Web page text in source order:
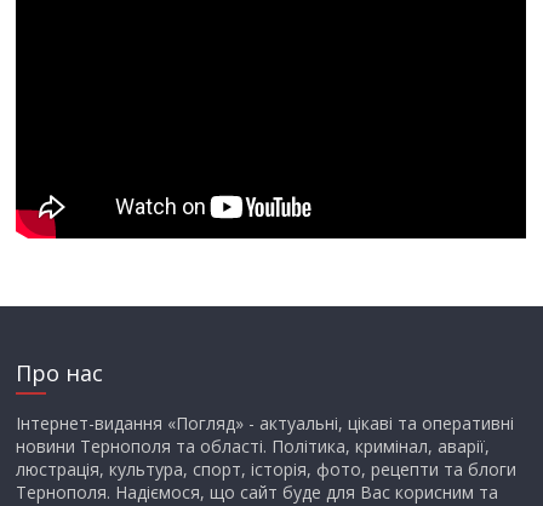
Про нас
Інтернет-видання «Погляд» - актуальні, цікаві та оперативні
новини Тернополя та області. Політика, кримінал, аварії,
люстрація, культура, спорт, історія, фото, рецепти та блоги
Тернополя. Надіємося, що сайт буде для Вас корисним та